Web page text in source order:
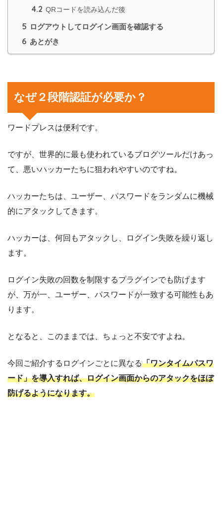
4.2 QRコードを読み込んだ後
5 ログアウトしてログイン画面を確認する
6 あとがき
なぜ２段階認証が必要か？
ワードプレスは便利です。
ですが、世界的に最も使われているブログツールだけあっ
て、悪いハッカーたちに狙われやすいのですね。
ハッカーたちは、ユーザー、パスワードをランダムに機械
的にアタックしてきます。
ハッカーは、何回もアタックし、ログイン失敗を繰り返し
ます。
ログイン失敗の回数を制限するプラグインでも防げます
が、万が一、ユーザー、パスワードが一致する可能性もあ
ります。
となると、このままでは、ちょっと不安ですよね。
今回ご紹介するログインごとに異なる「ワンタイムパスワ
ード」を導入すれば、ログイン画面からのアタックをほぼ
防げるようになります。